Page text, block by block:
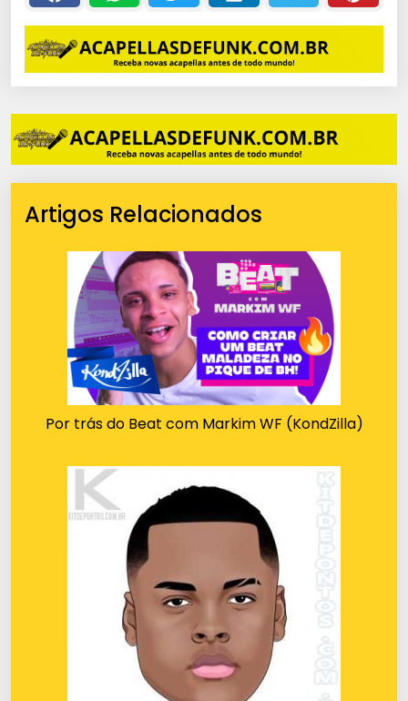
Artigos Relacionados
Por trás do Beat com Markim WF (KondZilla)